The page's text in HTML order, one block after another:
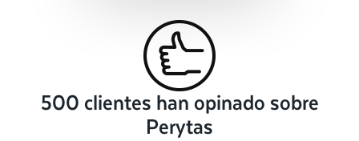
500 clientes han opinado sobre
Perytas